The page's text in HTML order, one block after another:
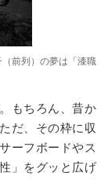
前列）の夢は「漆職
もちろん、昔か
だ、その枠に収
ーフボードやス
」をグッと広げ